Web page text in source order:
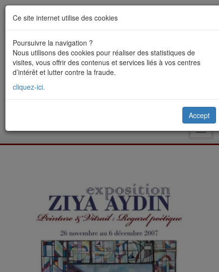
Ce site internet utilise des cookies
Poursuivre la navigation ?
Nous utilisons des cookies pour réaliser des statistiques de
visites, vous offrir des contenus et services liés à vos centres
d’intérêt et lutter contre la fraude.
cliquez-ici.
Accept